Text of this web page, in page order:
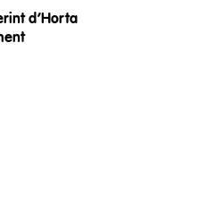
d’Horta